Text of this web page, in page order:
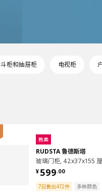
斗柜和抽屉柜 电视柜
热卖
RUDSTA 鲁德斯塔
玻璃门柜, 42x37x155
¥ 599.00
7日售出472件
多种颜色